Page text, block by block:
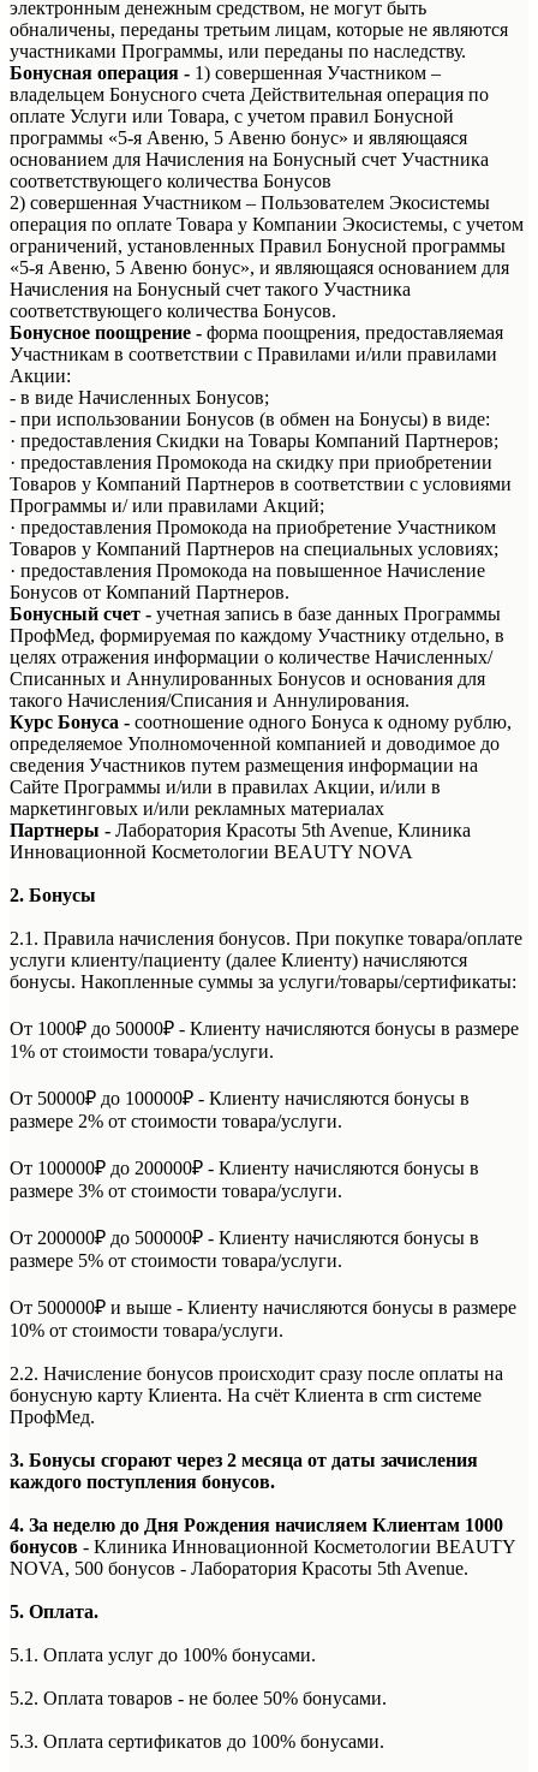
электронным денежным средством, не могут быть
обналичены, переданы третьим лицам, которые не являются
участниками Программы, или переданы по наследству.
Бонусная операция - 1) совершенная Участником –
владельцем Бонусного счета Действительная операция по
оплате Услуги или Товара, с учетом правил Бонусной
программы «5-я Авеню, 5 Авеню бонус» и являющаяся
основанием для Начисления на Бонусный счет Участника
соответствующего количества Бонусов
2) совершенная Участником – Пользователем Экосистемы
операция по оплате Товара у Компании Экосистемы, с учетом
ограничений, установленных Правил Бонусной программы
«5-я Авеню, 5 Авеню бонус», и являющаяся основанием для
Начисления на Бонусный счет такого Участника
соответствующего количества Бонусов.
Бонусное поощрение - форма поощрения, предоставляемая
Участникам в соответствии с Правилами и/или правилами
Акции:
- в виде Начисленных Бонусов;
- при использовании Бонусов (в обмен на Бонусы) в виде:
· предоставления Скидки на Товары Компаний Партнеров;
· предоставления Промокода на скидку при приобретении
Товаров у Компаний Партнеров в соответствии с условиями
Программы и/ или правилами Акций;
· предоставления Промокода на приобретение Участником
Товаров у Компаний Партнеров на специальных условиях;
· предоставления Промокода на повышенное Начисление
Бонусов от Компаний Партнеров.
Бонусный счет - учетная запись в базе данных Программы
ПрофМед, формируемая по каждому Участнику отдельно, в
целях отражения информации о количестве Начисленных/
Списанных и Аннулированных Бонусов и основания для
такого Начисления/Списания и Аннулирования.
Курс Бонуса - соотношение одного Бонуса к одному рублю,
определяемое Уполномоченной компанией и доводимое до
сведения Участников путем размещения информации на
Сайте Программы и/или в правилах Акции, и/или в
маркетинговых и/или рекламных материалах
Партнеры - Лаборатория Красоты 5th Avenue, Клиника
Инновационной Косметологии BEAUTY NOVA
2. Бонусы
2.1. Правила начисления бонусов. При покупке товара/оплате
услуги клиенту/пациенту (далее Клиенту) начисляются
бонусы. Накопленные суммы за услуги/товары/сертификаты:
От 1000₽ до 50000₽ - Клиенту начисляются бонусы в размере
1% от стоимости товара/услуги.
От 50000₽ до 100000₽ - Клиенту начисляются бонусы в
размере 2% от стоимости товара/услуги.
От 100000₽ до 200000₽ - Клиенту начисляются бонусы в
размере 3% от стоимости товара/услуги.
От 200000₽ до 500000₽ - Клиенту начисляются бонусы в
размере 5% от стоимости товара/услуги.
От 500000₽ и выше - Клиенту начисляются бонусы в размере
10% от стоимости товара/услуги.
2.2. Начисление бонусов происходит сразу после оплаты на
бонусную карту Клиента. На счёт Клиента в crm системе
ПрофМед.
3. Бонусы сгорают через 2 месяца от даты зачисления
каждого поступления бонусов.
4. За неделю до Дня Рождения начисляем Клиентам 1000
бонусов - Клиника Инновационной Косметологии BEAUTY
NOVA, 500 бонусов - Лаборатория Красоты 5th Avenue.
5. Оплата.
5.1. Оплата услуг до 100% бонусами.
5.2. Оплата товаров - не более 50% бонусами.
5.3. Оплата сертификатов до 100% бонусами.